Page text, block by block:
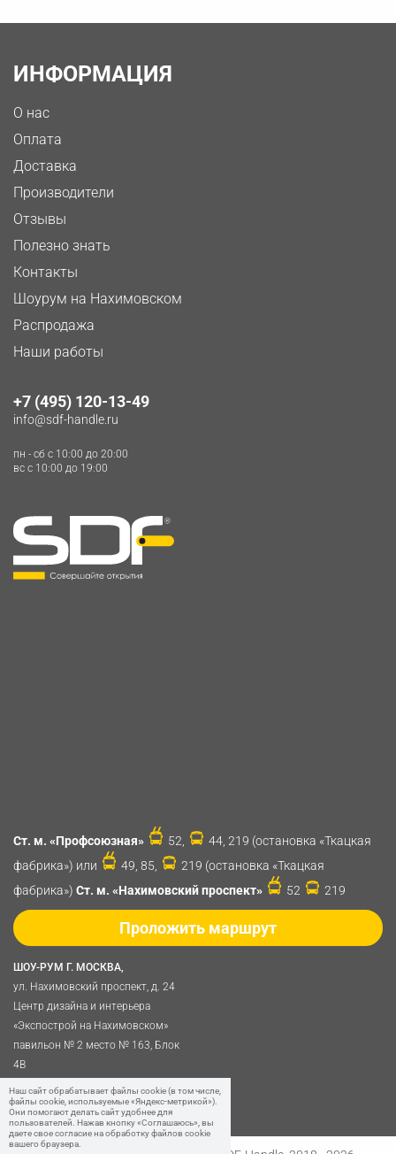
ИНФОРМАЦИЯ
О нас
Оплата
Доставка
Производители
Отзывы
Полезно знать
Контакты
Шоурум на Нахимовском
Распродажа
Наши работы
+7 (495) 120-13-49
info@sdf-handle.ru
пн - сб c 10:00 до 20:00
вс c 10:00 до 19:00
ШОУ-РУМ Г. МОСКВА,
ул. Нахимовский проспект, д. 24
Центр дизайна и интерьера
«Экспострой на Нахимовском»
павильон № 2 место № 163, Блок
4B
Политика обработки
персональных данных
Ст. м. «Профсоюзная» 52,
44, 219 (остановка «Ткацкая
фабрика») или
49, 85,
219 (остановка «Ткацкая
фабрика») Ст. м. «Нахимовский проспект» 52 219
Проложить маршрут
Наш сайт обрабатывает файлы cookie (в том числе,
файлы cookie, используемые «Яндекс-метрикой»).
Они помогают делать сайт удобнее для
пользователей. Нажав кнопку «Соглашаюсь», вы
даете свое согласие на обработку файлов cookie
вашего браузера.